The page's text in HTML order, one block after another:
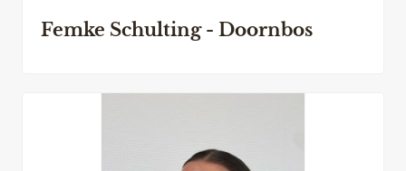
Femke Schulting - Doornbos